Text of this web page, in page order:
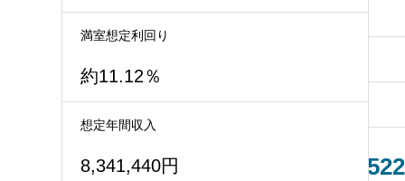
社長メッセージ
お知らせ
無料会員登録
011-
満室想定利回り
約11.12％
想定年間収入
8,341,440円